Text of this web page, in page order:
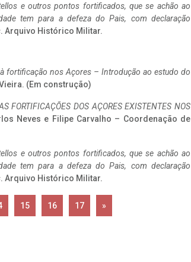
e outros pontos fortificados, que se achão ao
tem para a defeza do Pais, com declaração
. Arquivo Histórico Militar.
fortificação nos Açores – Introdução ao estudo do
(Em construção)
FORTIFICAÇÕES DOS AÇORES EXISTENTES NOS
Neves e Filipe Carvalho – Coordenação de
e outros pontos fortificados, que se achão ao
tem para a defeza do Pais, com declaração
. Arquivo Histórico Militar.
15 16 17 »